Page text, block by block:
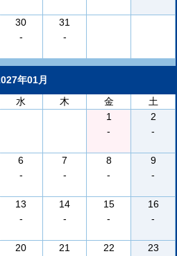
30
-
31
-
年01月
水 木 金
土
1
-
2
-
6
-
7
-
8
-
9
-
13
-
14
-
15
-
16
-
20
21
22
23